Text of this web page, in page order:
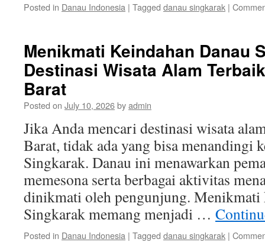
Posted in Danau Indonesia | Tagged danau singkarak |
Menikmati Keindahan Danau
Destinasi Wisata Alam
Barat
Posted on July 10, 2026byadmin
Jika Anda mencari destinasi wisata
Barat, tidak ada yang bisa menandingi
Singkarak. Danau ini menawarkan
memesona serta berbagai aktivitas
dinikmati oleh pengunjung. Menikmati
Singkarak memang menjadi …
Posted in Danau Indonesia | Tagged danau singkarak |